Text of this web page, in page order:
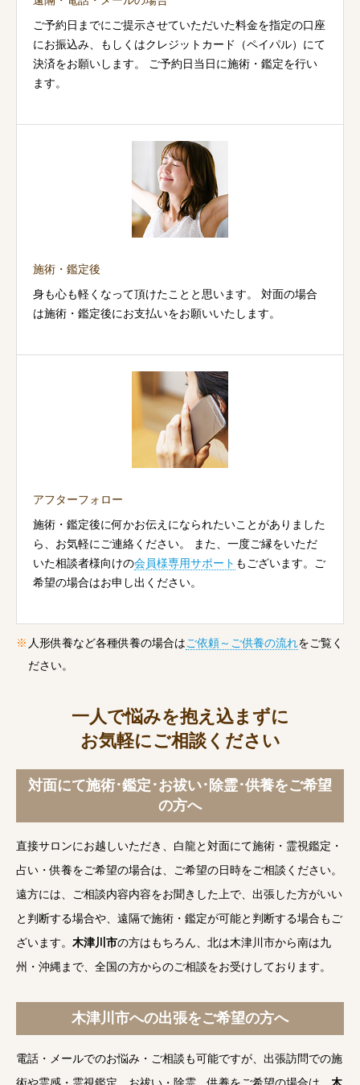
ご予約日までにご提示させていただいた料金を指定の口座
にお振込み、もしくはクレジットカード（ペイパル）にて
決済をお願いします。 ご予約日当日に施術・鑑定を行い
ます。
施術・鑑定後
身も心も軽くなって頂けたことと思います。 対面の場合
は施術・鑑定後にお支払いをお願いいたします。
アフターフォロー
施術・鑑定後に何かお伝えになられたいことがありました
ら、お気軽にご連絡ください。 また、一度ご縁をいただ
いた相談者様向けの会員様専用サポート もございます。ご
希望の場合はお申し出ください。
人形供養など各種供養の場合は ご依頼～ご供養の流れをご覧く
ださい。
一人で悩みを抱え込まずに
お気軽にご相談ください
対面にて施術･鑑定･お祓い･除霊･供養をご希望
の方へ
直接サロンにお越しいただき、白龍と対面にて施術・霊視鑑定・
占い・供養をご希望の場合は、ご希望の日時をご相談ください。
遠方には、ご相談内容内容をお聞きした上で、出張した方がいい
と判断する場合や、遠隔で施術・鑑定が可能と判断する場合もご
ざいます。 木津川市の方はもちろん、北は木津川市から南は九
州・沖縄まで、全国の方からのご相談をお受けしております。
木津川市への出張をご希望の方へ
電話・メールでのお悩み・ご相談も可能ですが、出張訪問での施